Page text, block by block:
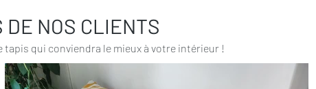
NOS CLIENTS
tapis qui conviendra le mieux à votre intérieur !